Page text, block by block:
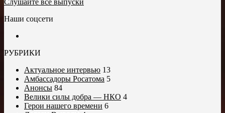
Слушайте все выпуски
Наши соцсети
РУБРИКИ
Актуальное интервью 13
Амбассадоры Росатома 5
Анонсы 84
Велики силы добра — НКО 4
Герои нашего времени 6